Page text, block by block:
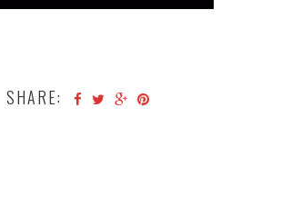
SHARE: